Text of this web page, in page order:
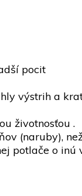
pocit
výstrih a
životnosťou .
(naruby),
potlače o